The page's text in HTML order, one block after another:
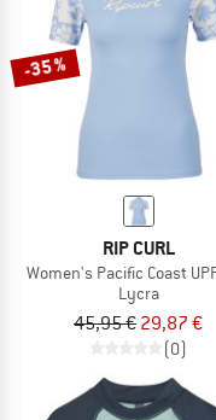
-35 %
RIP CURL
Women's Pacific Coast
Lycra
45,95 € 29,87 €
(0)